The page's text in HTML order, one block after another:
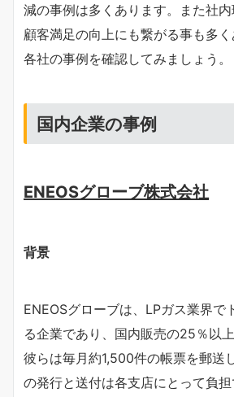
減の事例は多くあります。また社内
顧客満足の向上にも繋がる事も多
各社の事例を確認してみましょう。
国内企業の事例
ENEOSグローブ株式会社
背景
ENEOSグローブは、LPガス業界で
る企業であり、国内販売の25％以
彼らは毎月約1,500件の帳票を郵送
の発行と送付は各支店にとって負